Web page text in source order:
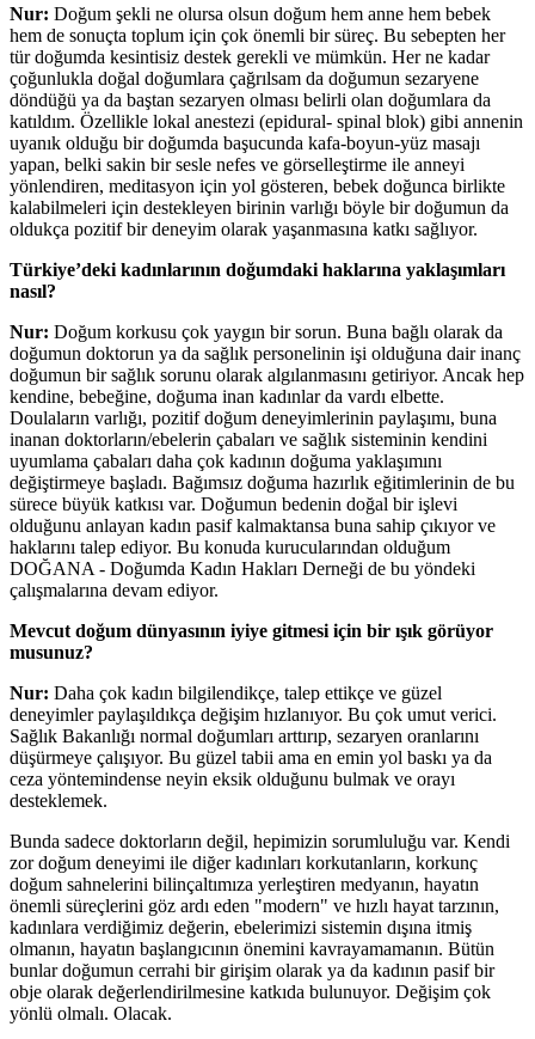
Nur: Doğum şekli ne olursa olsun doğum hem anne hem bebek
hem de sonuçta toplum için çok önemli bir süreç. Bu sebepten her
tür doğumda kesintisiz destek gerekli ve mümkün. Her ne kadar
çoğunlukla doğal doğumlara çağrılsam da doğumun sezaryene
döndüğü ya da baştan sezaryen olması belirli olan doğumlara da
katıldım. Özellikle lokal anestezi (epidural- spinal blok) gibi annenin
uyanık olduğu bir doğumda başucunda kafa-boyun-yüz masajı
yapan, belki sakin bir sesle nefes ve görselleştirme ile anneyi
yönlendiren, meditasyon için yol gösteren, bebek doğunca birlikte
kalabilmeleri için destekleyen birinin varlığı böyle bir doğumun da
oldukça pozitif bir deneyim olarak yaşanmasına katkı sağlıyor.
Türkiye’deki kadınlarının doğumdaki haklarına yaklaşımları
nasıl?
Nur: Doğum korkusu çok yaygın bir sorun. Buna bağlı olarak da
doğumun doktorun ya da sağlık personelinin işi olduğuna dair inanç
doğumun bir sağlık sorunu olarak algılanmasını getiriyor. Ancak hep
kendine, bebeğine, doğuma inan kadınlar da vardı elbette.
Doulaların varlığı, pozitif doğum deneyimlerinin paylaşımı, buna
inanan doktorların/ebelerin çabaları ve sağlık sisteminin kendini
uyumlama çabaları daha çok kadının doğuma yaklaşımını
değiştirmeye başladı. Bağımsız doğuma hazırlık eğitimlerinin de bu
sürece büyük katkısı var. Doğumun bedenin doğal bir işlevi
olduğunu anlayan kadın pasif kalmaktansa buna sahip çıkıyor ve
haklarını talep ediyor. Bu konuda kurucularından olduğum
DOĞANA - Doğumda Kadın Hakları Derneği de bu yöndeki
çalışmalarına devam ediyor.
Mevcut doğum dünyasının iyiye gitmesi için bir ışık görüyor
musunuz?
Nur: Daha çok kadın bilgilendikçe, talep ettikçe ve güzel
deneyimler paylaşıldıkça değişim hızlanıyor. Bu çok umut verici.
Sağlık Bakanlığı normal doğumları arttırıp, sezaryen oranlarını
düşürmeye çalışıyor. Bu güzel tabii ama en emin yol baskı ya da
ceza yöntemindense neyin eksik olduğunu bulmak ve orayı
desteklemek.
Bunda sadece doktorların değil, hepimizin sorumluluğu var. Kendi
zor doğum deneyimi ile diğer kadınları korkutanların, korkunç
doğum sahnelerini bilinçaltımıza yerleştiren medyanın, hayatın
önemli süreçlerini göz ardı eden "modern" ve hızlı hayat tarzının,
kadınlara verdiğimiz değerin, ebelerimizi sistemin dışına itmiş
olmanın, hayatın başlangıcının önemini kavrayamamanın. Bütün
bunlar doğumun cerrahi bir girişim olarak ya da kadının pasif bir
obje olarak değerlendirilmesine katkıda bulunuyor. Değişim çok
yönlü olmalı. Olacak.